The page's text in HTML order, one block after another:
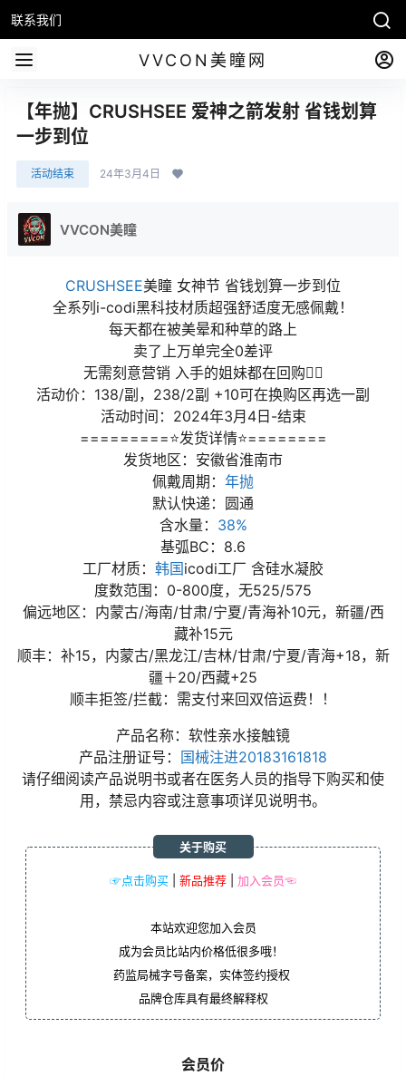
联系我们
VVCON美瞳网
【年抛】CRUSHSEE 爱神之箭发射 省钱划算
一步到位
活动结束 24年3月4日
VVCON美瞳
CRUSHSEE美瞳 女神节 省钱划算一步到位
全系列i-codi黑科技材质超强舒适度无感佩戴！
每天都在被美晕和种草的路上
卖了上万单完全0差评
无需刻意营销 入手的姐妹都在回购✌🏻
活动价：138/副，238/2副 +10可在换购区再选一副
活动时间：2024年3月4日-结束
=========⭐发货详情⭐========
发货地区：安徽省淮南市
佩戴周期： 年抛
默认快递：圆通
含水量： 38%
基弧BC：8.6
工厂材质： 韩国icodi工厂 含硅水凝胶
度数范围：0-800度，无525/575
偏远地区：内蒙古/海南/甘肃/宁夏/青海补10元，新疆/西
藏补15元
顺丰：补15，内蒙古/黑龙江/吉林/甘肃/宁夏/青海+18，新
疆＋20/西藏+25
顺丰拒签/拦截：需支付来回双倍运费！！
产品名称：软性亲水接触镜
产品注册证号： 国械注进20183161818
请仔细阅读产品说明书或者在医务人员的指导下购买和使
用，禁忌内容或注意事项详见说明书。
☞点击购买 新品推荐 加入会员☜
关于购买
本站欢迎您加入会员
成为会员比站内价格低很多哦！
药监局械字号备案，实体签约授权
品牌仓库具有最终解释权
会员价